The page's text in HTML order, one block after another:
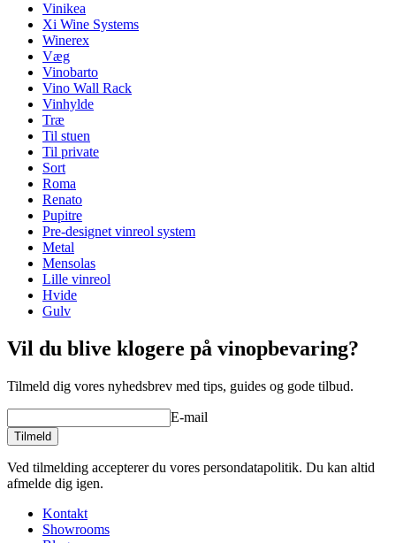
GAVI
Se eksempler der viser hvordan andre har indrettet deres vinrum
med disse moduler.
Lav din egen opstilling med disse moduler i vores online værktøj til
indretning af vinrum (åbner nyt vindue og kræver flash installeret)
Generelt
Placering
Finish
ModulærJa
LeveringUsamlet
Flasker
Antal flasker (Bordeaux)
Flasketype
Dimensioner (BxHxD cm)
Højde (cm)
50
Bredde (cm)50
Dybde (cm)
Vægt (kg)
Vinikea
Xi Wine Systems
Winerex
Væg
Vinobarto
Vino Wall Rack
Vinhylde
Træ
Til stuen
Til private
Sort
Roma
Renato
Pupitre
Pre-designet vinreol system
Metal
Mensolas
Lille vinreol
Hvide
Gulv
Vil du blive klogere på vinopbevaring?
Tilmeld dig vores nyhedsbrev med tips, guides og gode tilbud.
E-mail
Tilmeld
Ved tilmelding accepterer du vores persondatapolitik. Du kan altid
afmelde dig igen.
Kontakt
Showrooms